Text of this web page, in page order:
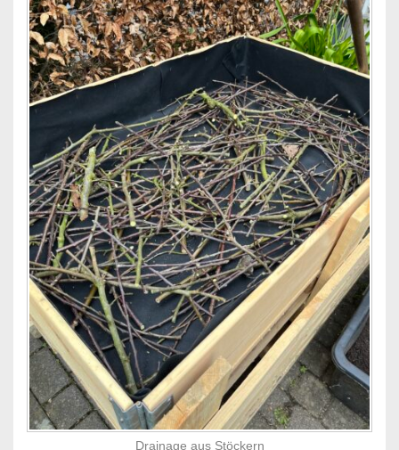
Drainage aus Stöckern